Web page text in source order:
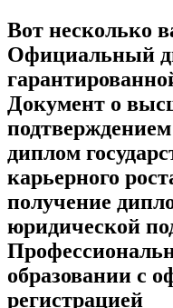
Вот несколько
Официальный
Документ о
диплом
карьерного
получение
юридической
образовании с
регистрацией